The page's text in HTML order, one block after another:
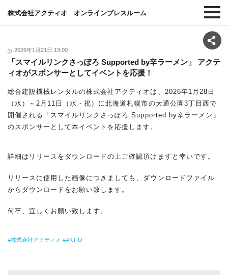
株式会社アクティオ オンラインプレスルーム
2026年1月21日 13:00
「スマイルリンクさっぽろ Supported by辛ラーメン」 アクテ
ィオがスポンサーとしてイベントを応援！
総合建設機械レンタルの株式会社アクティオは、2026年1月28日
（水）～2月11日（水・祝）に北海道札幌市の大通公園3丁目西で
開催される「スマイルリンクさっぽろ Supported by辛ラーメン」
のスポンサーとして本イベントを応援します。
詳細はリリースをダウンロードの上ご確認頂けますと幸いです。
リリースに使用した画像につきましても、ダウンロードファイル
からダウンロードをお願い致します。
何卒、宜しくお願い致します。
株式会社アクティオ AKTIO